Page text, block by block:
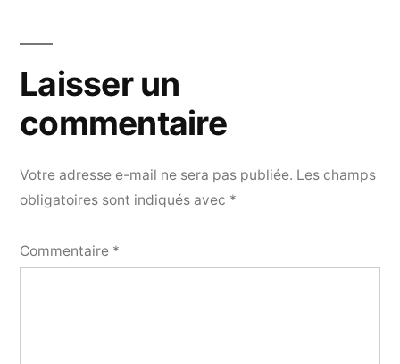
Laisser un
commentaire
Votre adresse e-mail ne sera pas publiée. Les champs
obligatoires sont indiqués avec *
Commentaire *